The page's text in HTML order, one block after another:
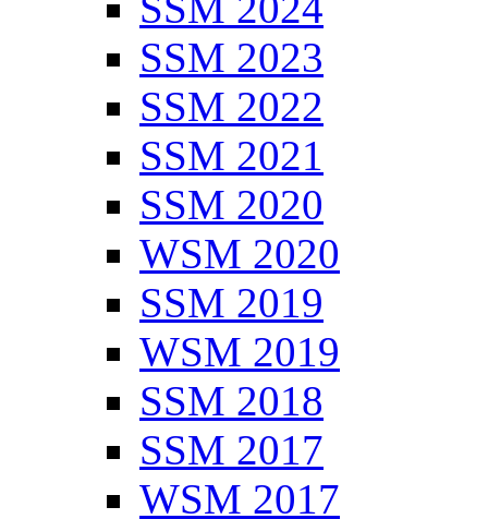
SSM 2023
SSM 2022
SSM 2021
SSM 2020
WSM 2020
SSM 2019
WSM 2019
SSM 2018
SSM 2017
WSM 2017